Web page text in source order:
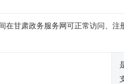
在甘肃政务服务网可正常访问、